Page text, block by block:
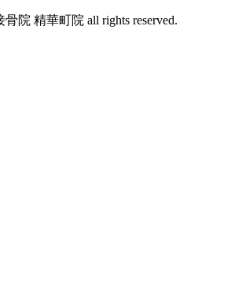
院 精華町院 all rights reserved.